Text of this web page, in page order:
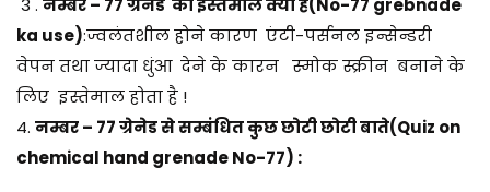
ka use):ज्वलंतशील होने कारण एंटी-पर्सनल इन्सेन्डरी
वेपन तथा ज्यादा धुंआ देने के कारन स्मोक स्क्रीन बनाने के
लिए इस्तेमाल होता है !
4. नम्बर – 77ग्रेनेडसे सम्बंधित कुछ छोटी छोटी बाते(Quiz on
chemical hand grenade No-77) :